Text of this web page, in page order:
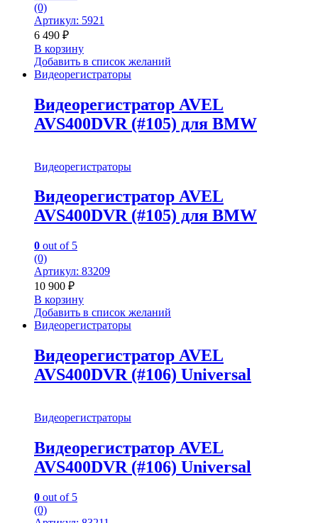
(0)
Артикул: 5921
6 490 ₽
В корзину
Добавить в список желаний
Видеорегистраторы
Видеорегистратор AVEL
AVS400DVR (#105) для BMW
Видеорегистраторы
Видеорегистратор AVEL
AVS400DVR (#105) для BMW
0 out of 5
(0)
Артикул: 83209
10 900 ₽
В корзину
Добавить в список желаний
Видеорегистраторы
Видеорегистратор AVEL
AVS400DVR (#106) Universal
Видеорегистраторы
Видеорегистратор AVEL
AVS400DVR (#106) Universal
0 out of 5
(0)